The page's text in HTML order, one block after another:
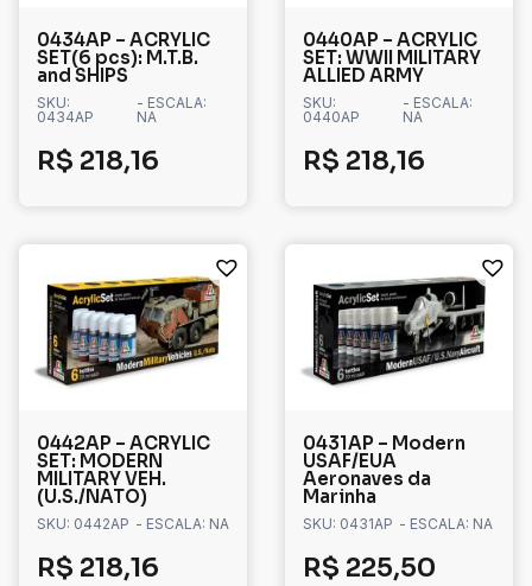
0434AP – ACRYLIC
SET(6 pcs): M.T.B.
and SHIPS
SKU:
0434AP
- ESCALA:
NA
R$ 218,16
0440AP – ACRYLIC
SET: WWII MILITARY
ALLIED ARMY
SKU:
0440AP
- ESCALA:
NA
R$ 218,16
0442AP – ACRYLIC
SET: MODERN
MILITARY VEH.
(U.S./NATO)
SKU: 0442AP - ESCALA: NA
R$ 218,16
0431AP – Modern
USAF/EUA
Aeronaves da
Marinha
SKU: 0431AP - ESCALA: NA
R$ 225,50